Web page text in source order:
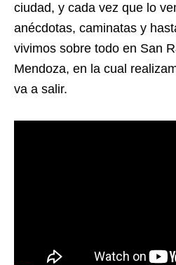
ciudad, y cada vez que lo
anécdotas, caminatas y
vivimos sobre todo en San
Mendoza, en la cual
va a salir.